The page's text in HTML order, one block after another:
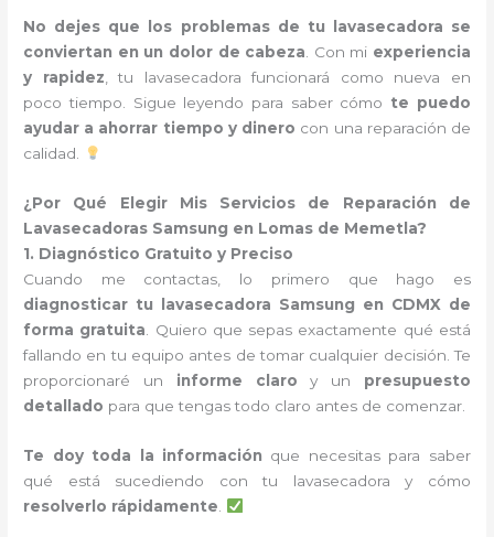
No dejes que los problemas de tu lavasecadora se
conviertan en un dolor de cabeza . Con mi experiencia
y rapidez , tu lavasecadora funcionará como nueva en
poco tiempo. Sigue leyendo para saber cómo te puedo
ayudar a ahorrar tiempo y dinero con una reparación de
calidad.
¿Por Qué Elegir Mis Servicios de Reparación de
Lavasecadoras Samsung en Lomas de Memetla?
1. Diagnóstico Gratuito y Preciso
Cuando me contactas, lo primero que hago es
diagnosticar tu lavasecadora Samsung en CDMX de
forma gratuita . Quiero que sepas exactamente qué está
fallando en tu equipo antes de tomar cualquier decisión. Te
proporcionaré un informe claro y un presupuesto
detallado para que tengas todo claro antes de comenzar.
Te doy toda la información que necesitas para saber
qué está sucediendo con tu lavasecadora y cómo
resolverlo rápidamente